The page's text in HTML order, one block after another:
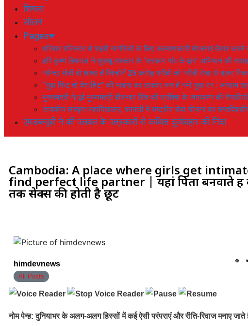
शिमला
सोलन
Pages
परिवार रजिस्टर से शहरी नागरिकों के लिए कल्याणकारी योजनाएं तैयार करने
हरि कृष्ण हिमराल ने सुक्खू सरकार के ‘सरकार गांव के द्वार’ अभियान की
नरेन्द्र मोदी वो शख्स है जिन्होनें 25 करोड़ गरीबों को गरीबी रेखा से बाहर
“युवा फिट तो देश हिट” की भावना का साकार रूप है नमो युवा रन : जयराम
मुख्यमंत्री ने पूर्व मुख्यमंत्री वीरभद्र सिंह की प्रतिमा के अनावरण की
राजकीय संस्कृत महाविद्यालय, फागली में राष्ट्रीय सेवा योजना का
एमडब्ल्यूबी ने की पलवल के पत्रकारों से कथित दुर्व्यवहार की निंदा
Cambodia: A place where girls get
find perfect life partner | यहां पिता बनवाते
तक सेक्स की होती है छूट
himdevnews
All Posts
नोम पेन्ह:दुनियाभर के अलग-अलग हिस्सों में कई ऐसी परंपराएं और रीति-रिवाज मनाए